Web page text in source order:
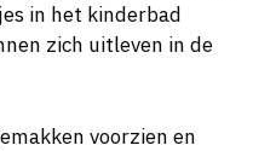
in het kinderbad
zich uitleven in de
voorzien en